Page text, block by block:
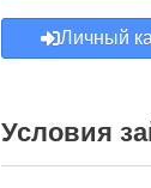
Личный
Условия